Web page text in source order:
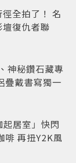
全拍了！ 名
復仇者聯
神秘鑽石藏專
疊戴書寫獨一
居室」快閃
啡 再扭Y2K風